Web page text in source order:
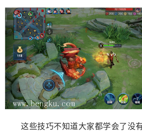
这些技巧不知道大家都学会了没